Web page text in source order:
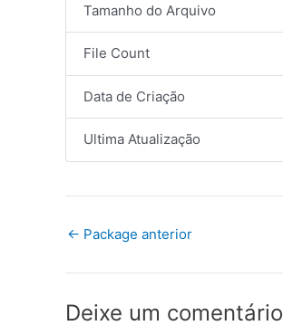
Tamanho do Arquivo
File Count
Data de Criação
Ultima Atualização
← Package anterior
Deixe um comentário